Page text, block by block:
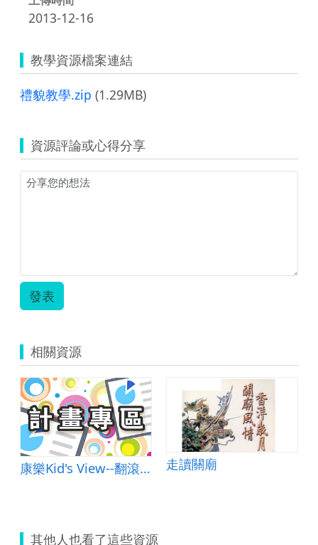
2013-12-16
教學資源檔案連結
禮貌教學.zip (1.29MB)
資源評論或心得分享
發表
相關資源
康樂Kid's View--翻滾吧！寫作課～ 走讀關廟
其他人也看了這些資源